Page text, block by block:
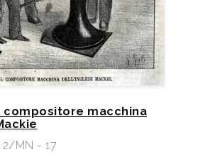
compositore macchina
MN - 17